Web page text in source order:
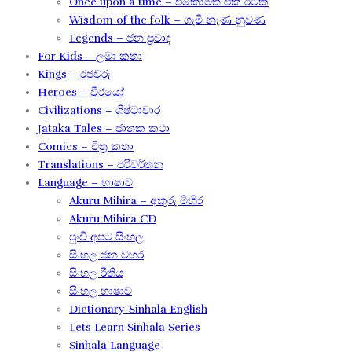
Wisdom of the folk – ගැමි නැණ නුවණ​
Legends – ජන ප්‍රවාද​
For Kids – ලමා කතා
Kings – රජවරු
Heroes – වීරයෝ
Civilizations – ශිෂ්ටාචාර
Jataka Tales – ජාතක කථා
Comics – චිත්‍ර කතා
Translations – පරිවර්තන​
Language – භාෂාව
Akuru Mihira – අකුරු මිහිර​
Akuru Mihira CD
පුංචි අපට සිංහල
සිංහල ජන වහර​
සිංහල රීතිය​
සිංහල භාෂාව
Dictionary-Sinhala English
Lets Learn Sinhala Series
Sinhala Language